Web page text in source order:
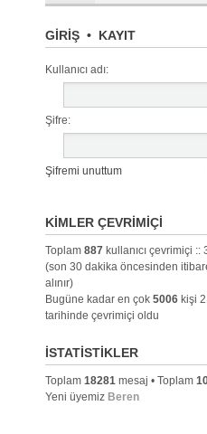
GIRIŞ• KAYIT
Kullanıcı adı:
Şifre:
Şifremi unuttum
KIMLER ÇEVRIMIÇI
Toplam 887kullanıcı çevrimiçi ::
(son 30 dakika öncesinden
alınır)
Bugüne kadar en çok 5006kişi
tarihinde çevrimiçi oldu
İSTATISTIKLER
Toplam 18281mesaj • Toplam
Yeni üyemiz Beren